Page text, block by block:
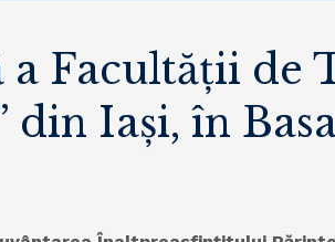
a Facultății de
Iași, în